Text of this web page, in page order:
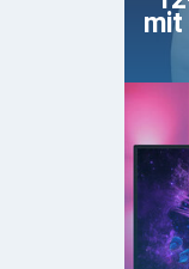
mit